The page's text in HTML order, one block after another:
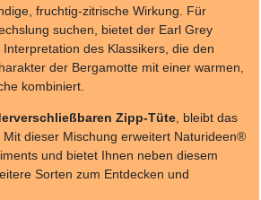
fruchtig-zitrische Wirkung. Für
suchen, bietet der Earl Grey
des Klassikers, die den
der Bergamotte mit einer warmen,
kombiniert.
Zipp-Tüte , bleibt das
dieser Mischung erweitert Naturideen®
und bietet Ihnen neben diesem
Sorten zum Entdecken und